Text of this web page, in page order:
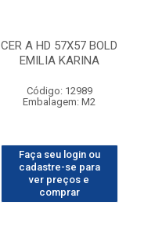
CER A HD 57X57 BOLD
EMILIA KARINA
Código: 12989
Embalagem: M2
Faça seu login ou
cadastre-se para
ver preços e
comprar